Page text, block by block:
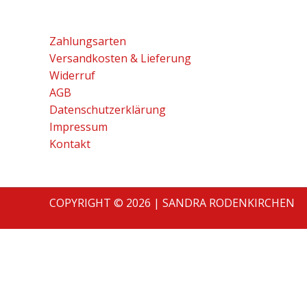
Zahlungsarten
Versandkosten & Lieferung
Widerruf
AGB
Datenschutzerklärung
Impressum
Kontakt
COPYRIGHT © 2026 | SANDRA RODENKIRCHEN